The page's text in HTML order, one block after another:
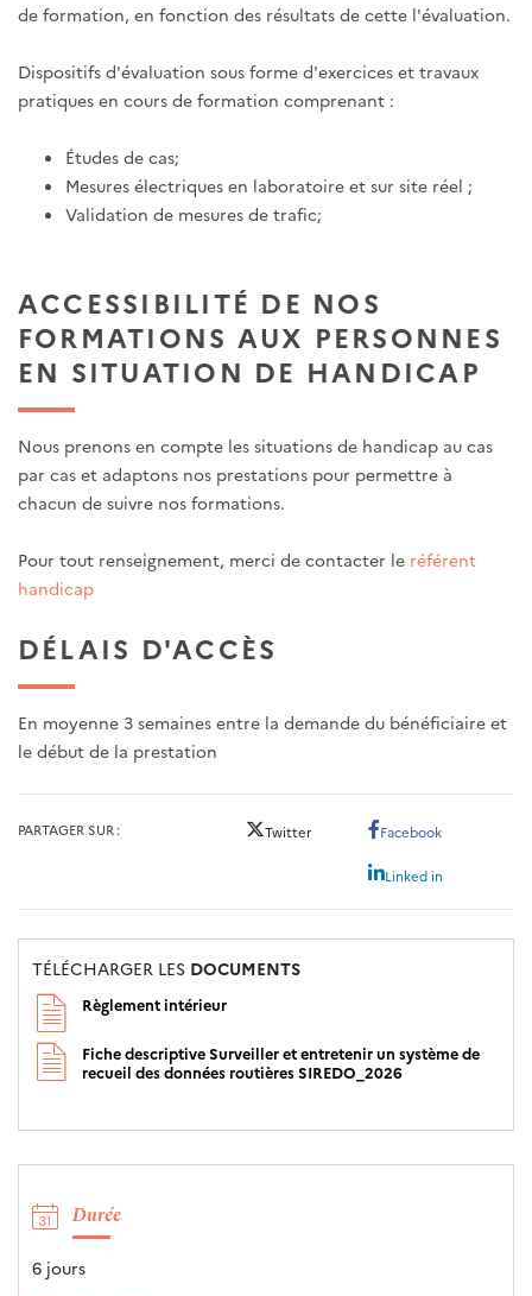
de formation, en fonction des résultats de cette l'évaluation.
Dispositifs d'évaluation sous forme d'exercices et travaux
pratiques en cours de formation comprenant :
Études de cas;
Mesures électriques en laboratoire et sur site réel ;
Validation de mesures de trafic;
ACCESSIBILITÉ DE NOS
FORMATIONS AUX PERSONNES
EN SITUATION DE HANDICAP
Nous prenons en compte les situations de handicap au cas
par cas et adaptons nos prestations pour permettre à
chacun de suivre nos formations.
Pour tout renseignement, merci de contacter le référent
handicap
DÉLAIS D'ACCÈS
En moyenne 3 semaines entre la demande du bénéficiaire et
le début de la prestation
PARTAGER SUR Twitter Facebook
Linked in
TÉLÉCHARGER LES DOCUMENTS
Règlement intérieur
Fiche descriptive Surveiller et entretenir un système de
recueil des données routières SIREDO_2026
Durée
6 jours